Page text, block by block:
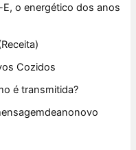
o energético dos anos
Cozidos
é transmitida?